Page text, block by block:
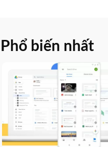
Phổ biến nhất